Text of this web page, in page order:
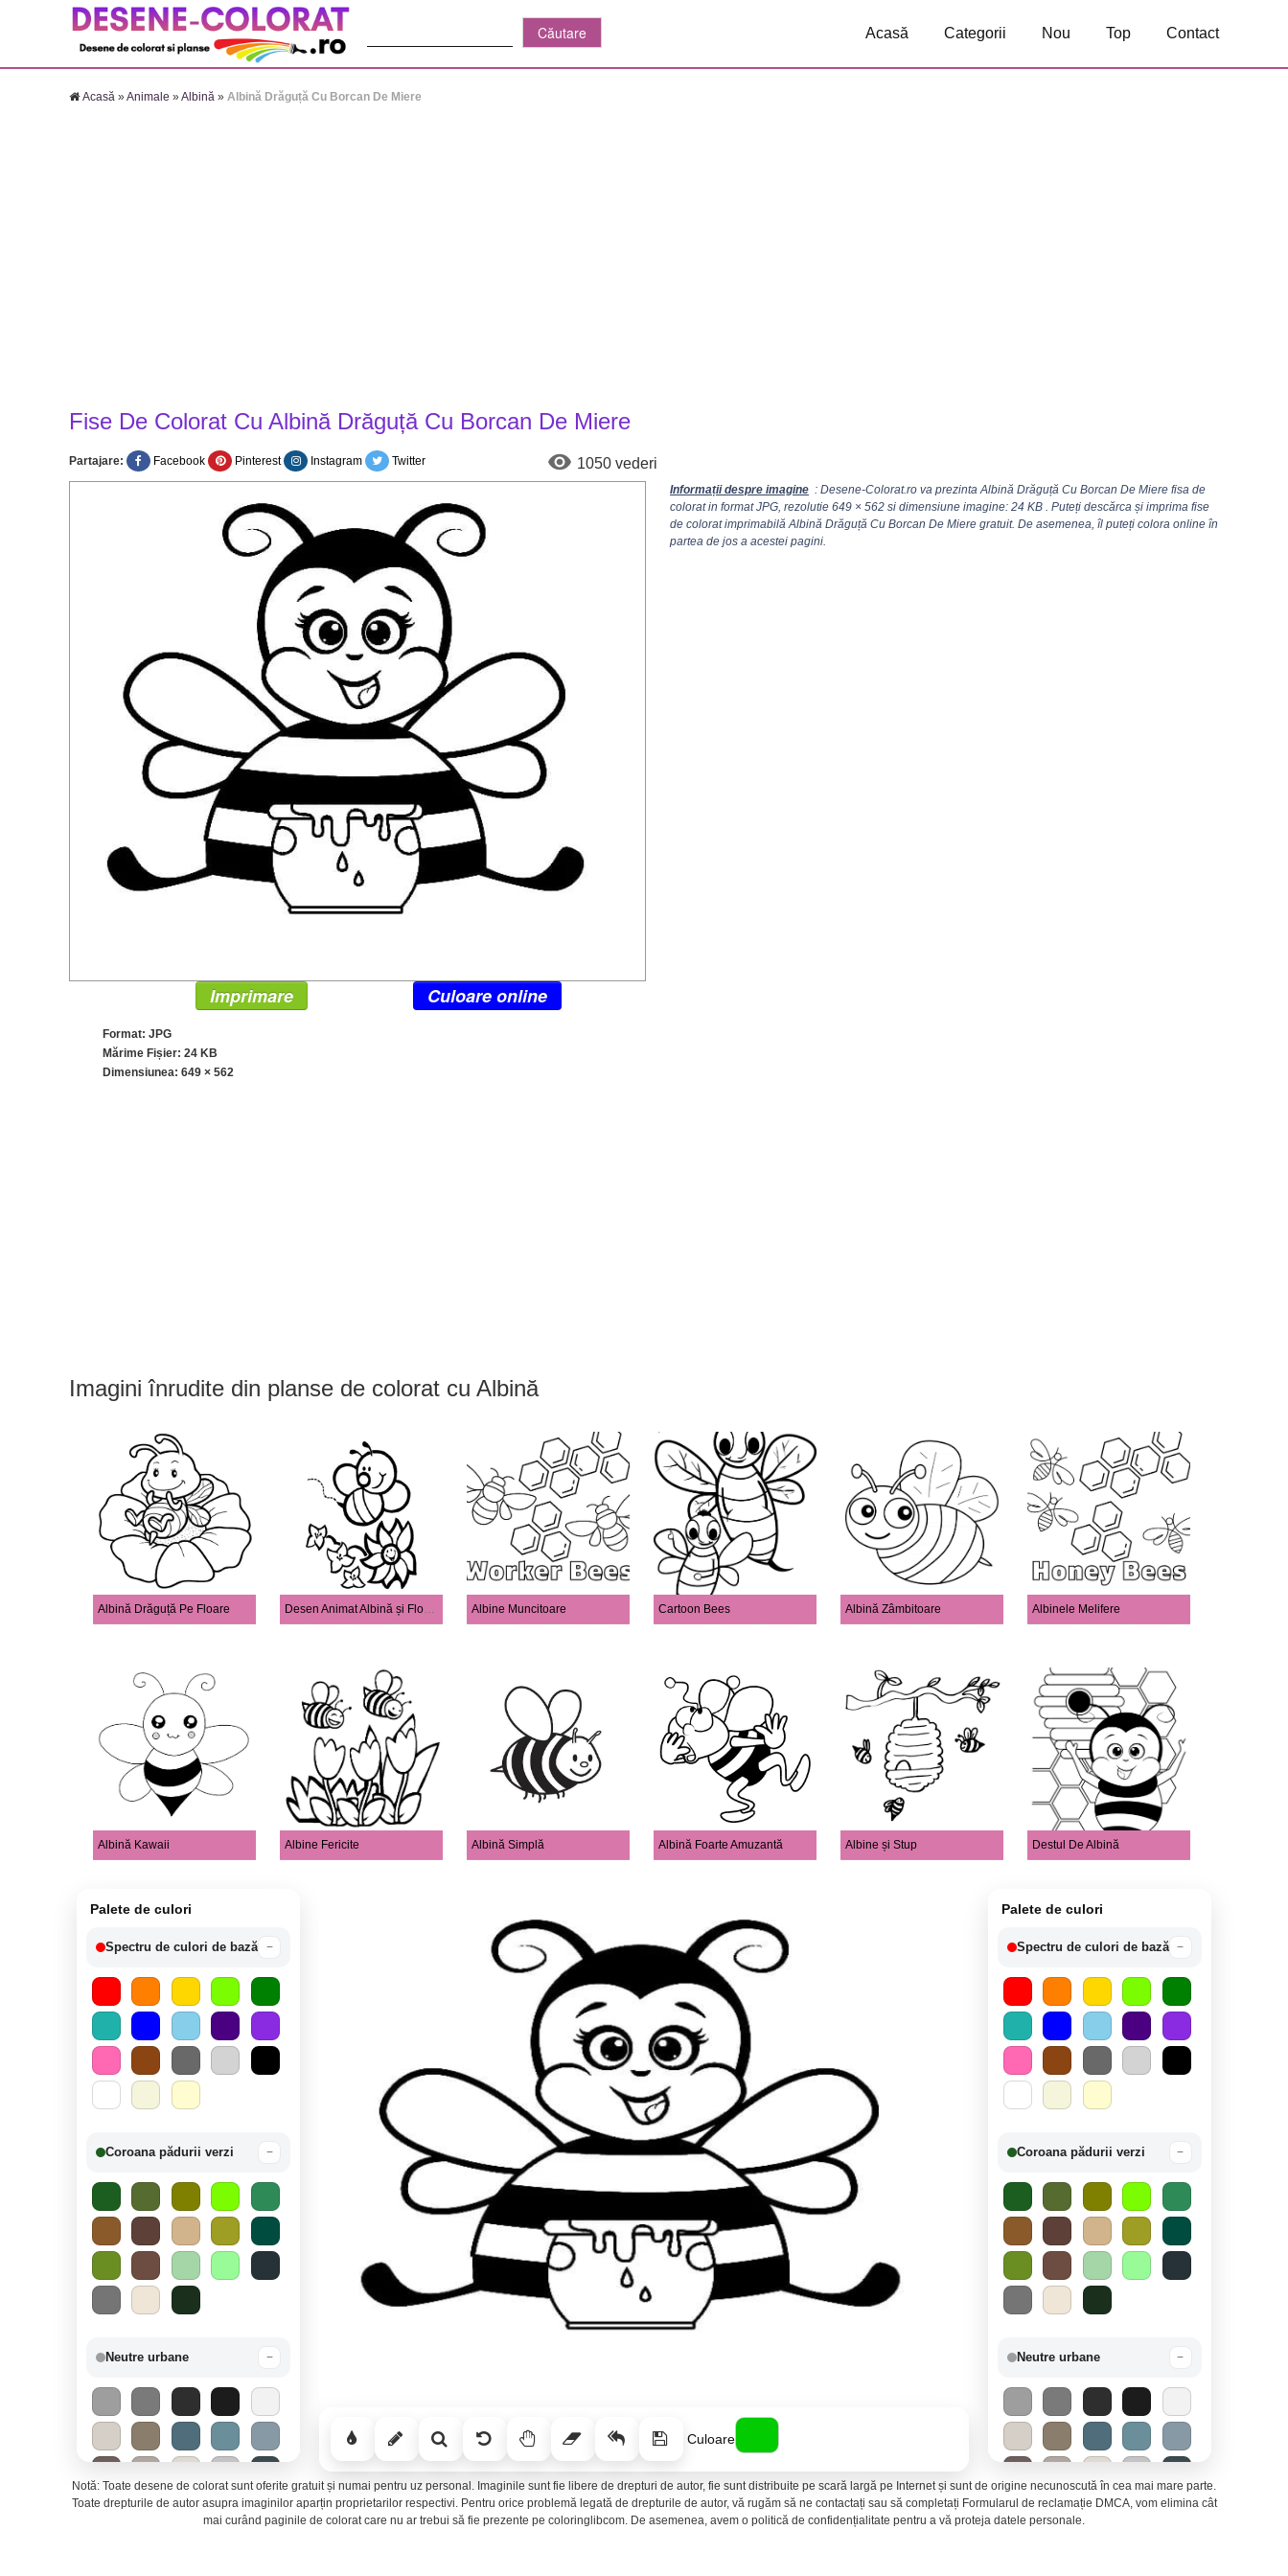
Acasă Categorii Nou Top Contact
Acasă »Animale »Albină » Albină Drăguță Cu Borcan De Miere
Fise De Colorat Cu Albină Drăguță Cu Borcan De Miere
Partajare: Facebook Pinterest Instagram Twitter 1050 vederi
Informații despre imagine : Desene-Colorat.ro va prezinta Albină Drăguță Cu Borcan De Miere fisa de
colorat in format JPG, rezolutie 649 × 562 si dimensiune imagine: 24 KB . Puteți descărca și imprima fise
de colorat imprimabilă Albină Drăguță Cu Borcan De Miere gratuit. De asemenea, îl puteți colora online în
partea de jos a acestei pagini.
Imprimare Culoare online
Format: JPG
Mărime Fișier: 24 KB
Dimensiunea: 649 × 562
Imagini înrudite din planse de colorat cu Albină
Albină Drăguță Pe Floare Albine Muncitoare Cartoon Bees Albină Zâmbitoare Albinele Melifere
Albină Kawaii Albine Fericite Albină Simplă Albină Foarte Amuzantă Albine și Stup Destul De Albină
Palete de culori
Spectru de culori de bază −
Coroana pădurii verzi −
Neutre urbane −
Culoare
Palete de culori
Spectru de culori de bază −
Coroana pădurii verzi −
Neutre urbane −
Notă: Toate desene de colorat sunt oferite gratuit și numai pentru uz personal. Imaginile sunt fie libere de drepturi de autor, fie sunt distribuite pe scară largă pe Internet și sunt de origine necunoscută în cea mai mare parte.
Toate drepturile de autor asupra imaginilor aparțin proprietarilor respectivi. Pentru orice problemă legată de drepturile de autor, vă rugăm să ne contactați sau să completați Formularul de reclamație DMCA, vom elimina cât
mai curând paginile de colorat care nu ar trebui să fie prezente pe coloringlibcom. De asemenea, avem o politică de confidențialitate pentru a vă proteja datele personale.